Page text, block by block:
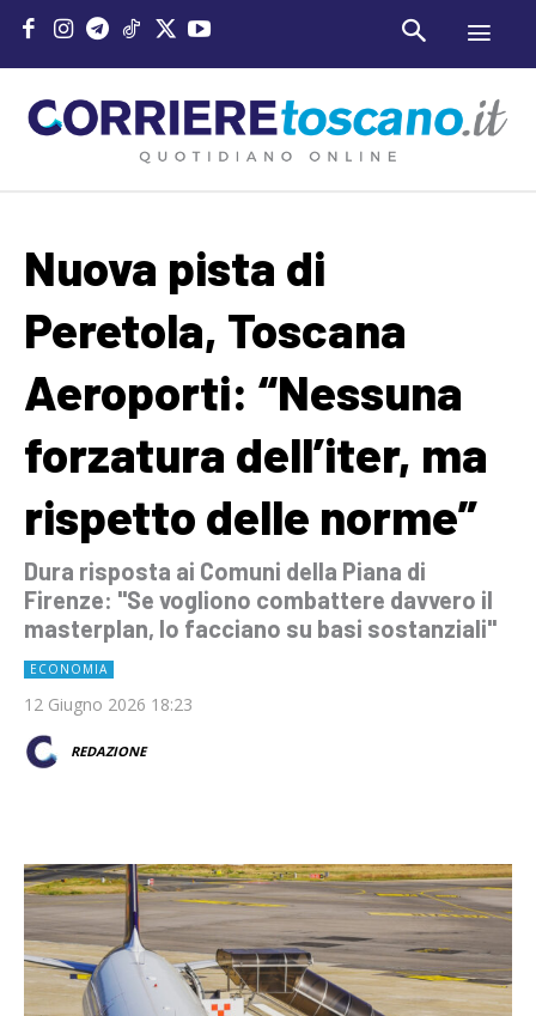
Nuova pista di
Peretola, Toscana
Aeroporti: “Nessuna
forzatura dell’iter, ma
rispetto delle norme”
Dura risposta ai Comuni della Piana di
Firenze: "Se vogliono combattere davvero il
masterplan, lo facciano su basi sostanziali"
ECONOMIA
12 Giugno 2026 18:23
REDAZIONE